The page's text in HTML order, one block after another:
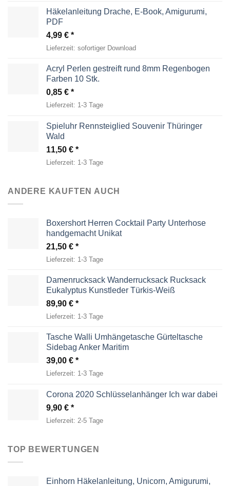
Häkelanleitung Drache, E-Book, Amigurumi,
PDF
4,99 €
Lieferzeit: sofortiger Download
Acryl Perlen gestreift rund 8mm Regenbogen
Farben 10 Stk.
0,85 €
Lieferzeit: 1-3 Tage
Spieluhr Rennsteiglied Souvenir Thüringer
Wald
11,50 €
Lieferzeit: 1-3 Tage
ANDERE KAUFTEN AUCH
Boxershort Herren Cocktail Party Unterhose
handgemacht Unikat
21,50 €
Lieferzeit: 1-3 Tage
Damenrucksack Wanderrucksack Rucksack
Eukalyptus Kunstleder Türkis-Weiß
89,90 €
Lieferzeit: 1-3 Tage
Tasche Walli Umhängetasche Gürteltasche
Sidebag Anker Maritim
39,00 €
Lieferzeit: 1-3 Tage
Corona 2020 Schlüsselanhänger Ich war dabei
9,90 €
Lieferzeit: 2-5 Tage
TOP BEWERTUNGEN
Einhorn Häkelanleitung, Unicorn, Amigurumi,